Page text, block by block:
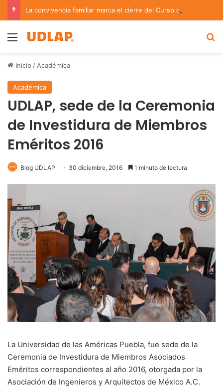
Menu
Inicio / Académica
Académica
UDLAP, sede de la Ceremonia
de Investidura de Miembros
Eméritos 2016
Blog UDLAP 30 diciembre, 2016 1 minuto de lectura
La Universidad de las Américas Puebla, fue sede de la
Ceremonia de Investidura de Miembros Asociados
Eméritos correspondientes al año 2016, otorgada por la
Asociación de Ingenieros y Arquitectos de México A.C.